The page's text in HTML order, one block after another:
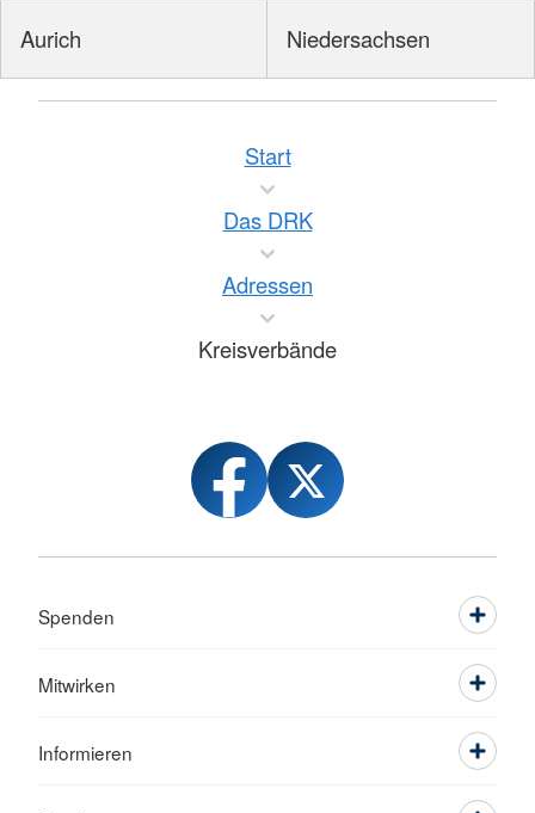
Aurich Niedersachsen
Start
Das DRK
Adressen
Kreisverbände
Spenden
Mitwirken
Informieren